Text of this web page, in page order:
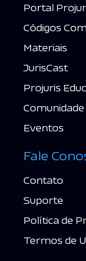
Portal
Códigos
Materiais
JurisCast
Projuris
Eventos
Fale
Contato
Suporte
Política de
Termos de